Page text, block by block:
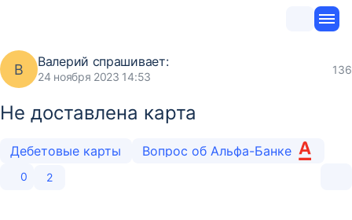
В Валерий спрашивает:
24 ноября 2023 14:53
136
Не доставлена карта
Дебетовые карты Вопрос об Альфа-Банке
0 2